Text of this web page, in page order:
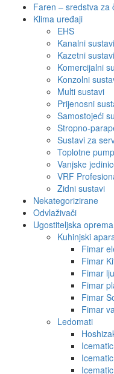
Faren – sredstva za
Klima uređaji
EHS
Kanalni sustavi
Kazetni sustavi
Komercijalni
Konzolni
Multi sustavi
Prijenosni
Samostojeći
Stropno-
Sustavi za
Toplotne
Vanjske
VRF
Zidni sustavi
Nekategorizirane
Odvlaživači
Ugostiteljska oprema
Kuhinjski
Fimar
Fimar
Fimar
Fimar
Fimar
Fimar
Ledomati